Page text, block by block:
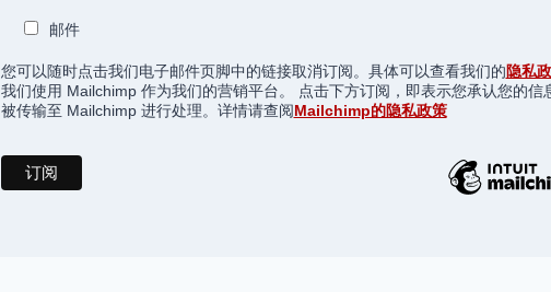
邮件
您可以随时点击我们电子邮件页脚中的链接取消订阅。具体可以查看我们的隐私
我们使用 Mailchimp 作为我们的营销平台。 点击下方订阅，即表示您承认您的信
被传输至 Mailchimp 进行处理。详情请查阅Mailchimp的隐私政策